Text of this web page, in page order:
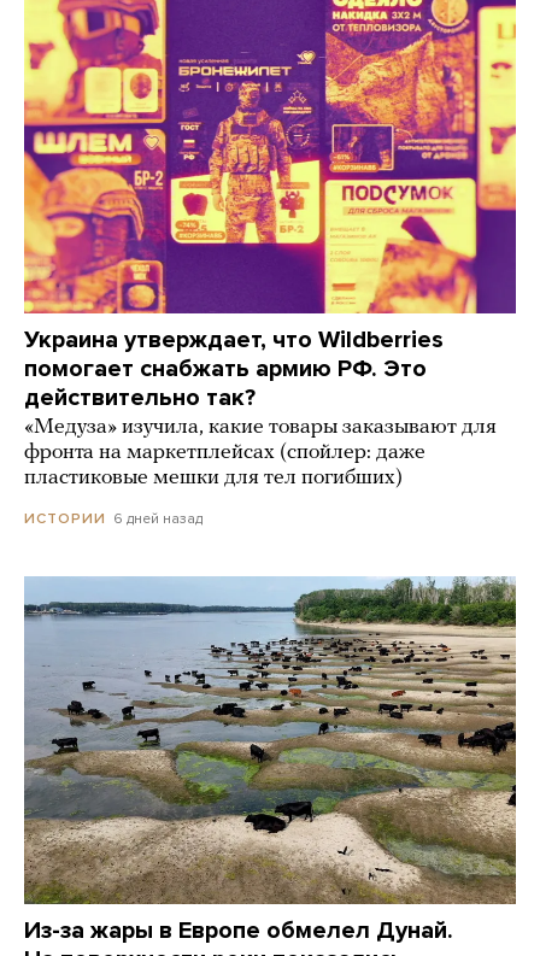
Украина утверждает, что Wildberries
помогает снабжать армию РФ. Это
действительно так?
«Медуза» изучила, какие товары заказывают для
фронта на маркетплейсах (спойлер: даже
пластиковые мешки для тел погибших)
ИСТОРИИ 6 дней назад
Из-за жары в Европе обмелел Дунай.